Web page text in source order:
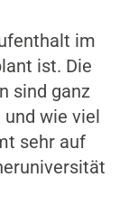
im
ist. Die
sind ganz
wie viel
sehr auf